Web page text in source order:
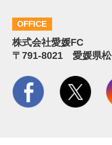
OFFICE
株式会社愛媛FC
〒791-8021 愛媛県